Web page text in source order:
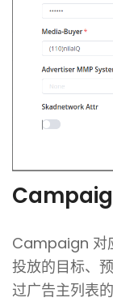
Campaign 对
投放的目标、
过广告主列表